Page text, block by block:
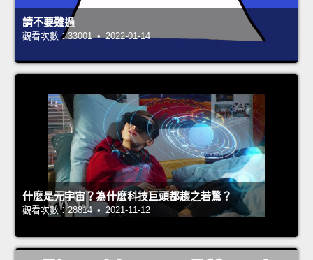
請不要難過
觀看次數：33001 • 2022-01-14
什麼是元宇宙？為什麼科技巨頭都趨之若鶩？
觀看次數：28814 • 2021-11-12